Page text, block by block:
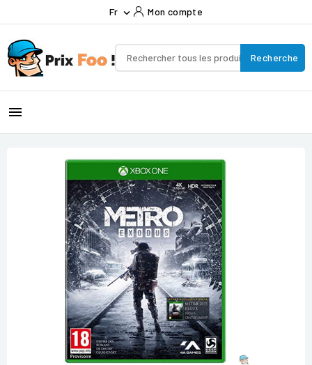
Fr  Mon compte
Recherche
